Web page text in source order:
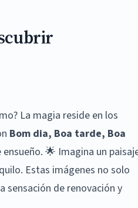
La magia reside en los
Bom dia, Boa tarde, Boa
🌟 Imagina un
Estas imágenes no solo
sensación de renovación y